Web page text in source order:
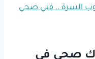
السرة .. فني صحي
صحي في